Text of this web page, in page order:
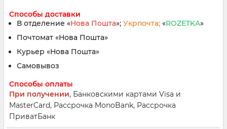
Способы доставки
В отделение «Нова Пошта»; Укрпочта; «ROZETKA»
Почтомат «Нова Пошта»
Курьер «Нова Пошта»
Самовывоз
Способы оплаты
При получении, Банковскими картами Visa и
MasterCard, Рассрочка MonoBank, Рассрочка
ПриватБанк